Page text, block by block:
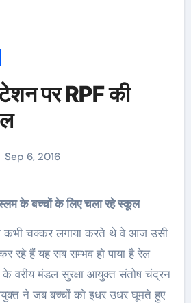
पर RPF की
Sep 6, 2016
के बच्चों के लिए चला रहे स्कूल
चक्कर लगाया करते थे वे आज उसी
रहे हैं यह सब सम्भव हो पाया है रेल
के वरीय मंडल सुरक्षा आयुक्त संतोष चंद्रन
ने जब बच्चों को इधर उधर घूमते हुए